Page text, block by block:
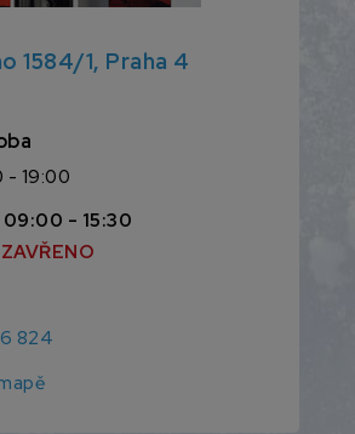
1584/1, Praha 4
- 19:00
09:00 - 15:30
ZAVŘENO
824